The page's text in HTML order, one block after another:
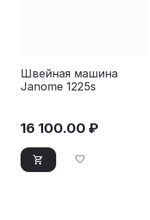
Швейная машина
Janome 1225s
16 100.00 ₽